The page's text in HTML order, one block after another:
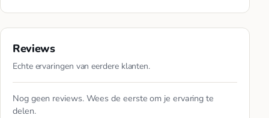
Reviews
Echte ervaringen van eerdere klanten.
Nog geen reviews. Wees de eerste om je ervaring te
delen.